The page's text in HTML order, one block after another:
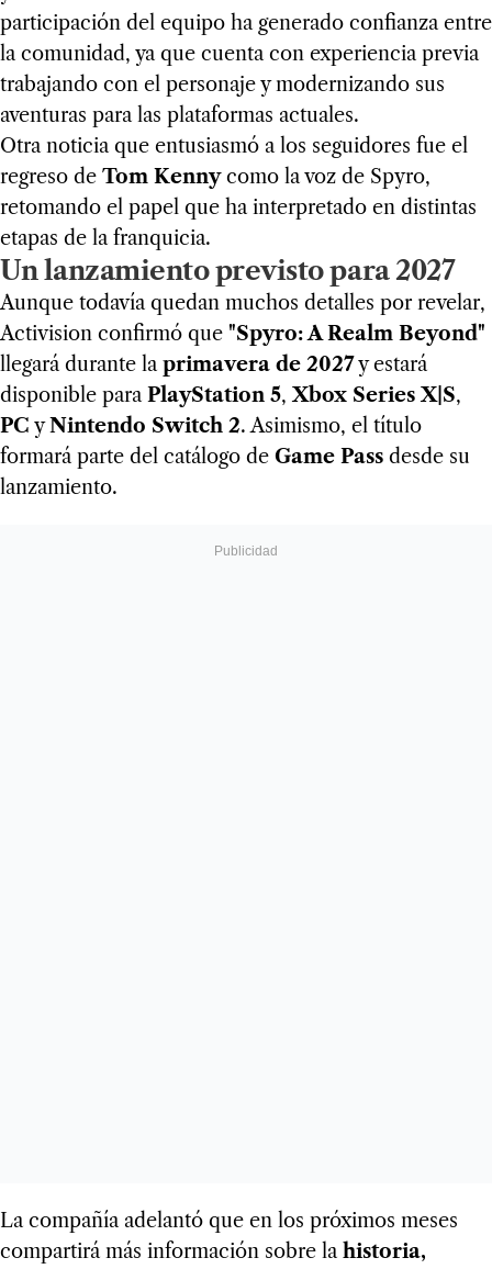
participación del equipo ha generado confianza entre
la comunidad, ya que cuenta con experiencia previa
trabajando con el personaje y modernizando sus
aventuras para las plataformas actuales.
Otra noticia que entusiasmó a los seguidores fue el
regreso de Tom Kennycomo la voz de Spyro,
retomando el papel que ha interpretado en distintas
etapas de la franquicia.
Un lanzamiento previsto para 2027
Aunque todavía quedan muchos detalles por revelar,
Activision confirmó que "Spyro: A Realm Beyond"
llegará durante la primavera de 2027y estará
disponible para PlayStation 5,Xbox Series X|S,
PC yNintendo Switch 2. Asimismo, el título
formará parte del catálogo de Game Pass desde su
lanzamiento.
La compañía adelantó que en los próximos meses
compartirá más información sobre la historia,